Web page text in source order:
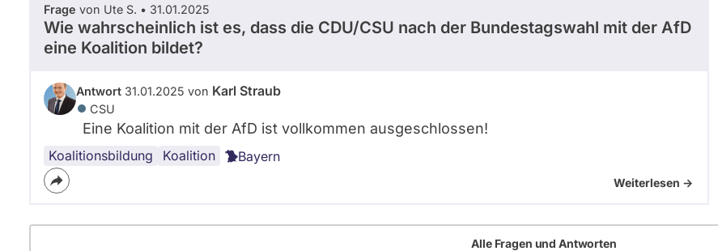
Frage von Ute S. • 31.01.2025
Wie wahrscheinlich ist es, dass die CDU/CSU nach der Bundestagswahl mit der AfD
eine Koalition bildet?
Antwort 31.01.2025 von Karl Straub
CSU
Eine Koalition mit der AfD ist vollkommen ausgeschlossen!
Koalitionsbildung Koalition
Union
AfD
Regierungsbildung Bayern
Weiterlesen ->
Alle Fragen und Antworten